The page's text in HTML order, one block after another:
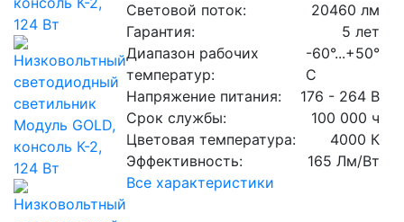
Световой поток:
20460 лм
Гарантия:
5 лет
Диапазон рабочих
температур:
-60°...+50°
C
Напряжение питания:
176 - 264 В
Срок службы:
100 000 ч
Цветовая температура:
4000 К
Эффективность:
165 Лм/Вт
Все характеристики